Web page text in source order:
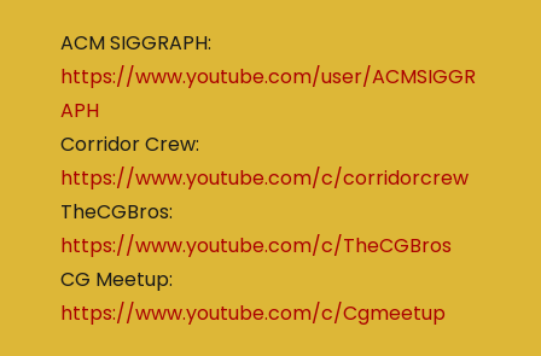
ACM SIGGRAPH:
https://www.youtube.com/user/ACMSIGGR
APH
Corridor Crew:
https://www.youtube.com/c/corridorcrew
TheCGBros:
https://www.youtube.com/c/TheCGBros
CG Meetup:
https://www.youtube.com/c/Cgmeetup